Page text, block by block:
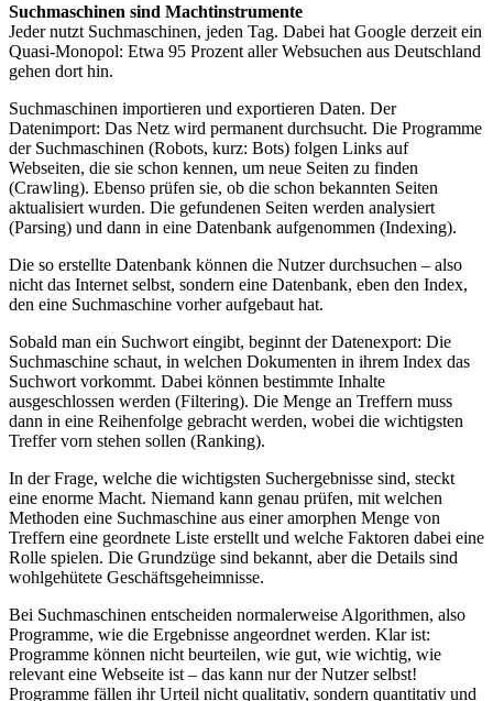
Suchmaschinen sind Machtinstrumente
Jeder nutzt Suchmaschinen, jeden Tag. Dabei hat Google derzeit ein
Quasi-Monopol: Etwa 95 Prozent aller Websuchen aus Deutschland
gehen dort hin.
Suchmaschinen importieren und exportieren Daten. Der
Datenimport: Das Netz wird permanent durchsucht. Die Programme
der Suchmaschinen (Robots, kurz: Bots) folgen Links auf
Webseiten, die sie schon kennen, um neue Seiten zu finden
(Crawling). Ebenso prüfen sie, ob die schon bekannten Seiten
aktualisiert wurden. Die gefundenen Seiten werden analysiert
(Parsing) und dann in eine Datenbank aufgenommen (Indexing).
Die so erstellte Datenbank können die Nutzer durchsuchen – also
nicht das Internet selbst, sondern eine Datenbank, eben den Index,
den eine Suchmaschine vorher aufgebaut hat.
Sobald man ein Suchwort eingibt, beginnt der Datenexport: Die
Suchmaschine schaut, in welchen Dokumenten in ihrem Index das
Suchwort vorkommt. Dabei können bestimmte Inhalte
ausgeschlossen werden (Filtering). Die Menge an Treffern muss
dann in eine Reihenfolge gebracht werden, wobei die wichtigsten
Treffer vorn stehen sollen (Ranking).
In der Frage, welche die wichtigsten Suchergebnisse sind, steckt
eine enorme Macht. Niemand kann genau prüfen, mit welchen
Methoden eine Suchmaschine aus einer amorphen Menge von
Treffern eine geordnete Liste erstellt und welche Faktoren dabei eine
Rolle spielen. Die Grundzüge sind bekannt, aber die Details sind
wohlgehütete Geschäftsgeheimnisse.
Bei Suchmaschinen entscheiden normalerweise Algorithmen, also
Programme, wie die Ergebnisse angeordnet werden. Klar ist:
Programme können nicht beurteilen, wie gut, wie wichtig, wie
relevant eine Webseite ist – das kann nur der Nutzer selbst!
Programme fällen ihr Urteil nicht qualitativ, sondern quantitativ und